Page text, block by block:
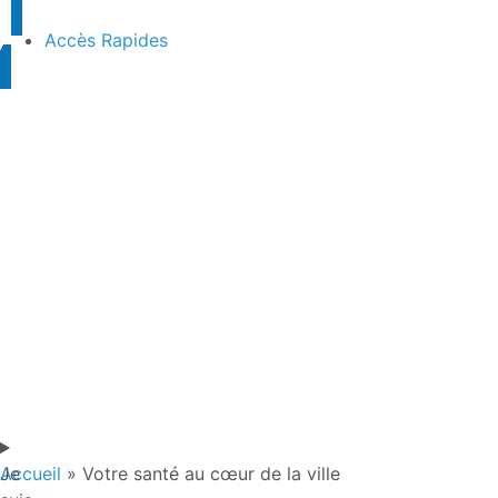
Accès Rapides
Je
Accueil » Votre santé au cœur de la ville